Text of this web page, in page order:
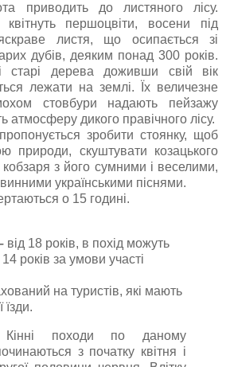
приводить до листяного лісу.
першоцвіти, восени під
листя, що осипається зі
дубів, деяким понад 300 років.
старі дерева доживши свій вік
лежати на землі. Їх величезне
стовбури надають пейзажу
атмосферу дикого правічного лісу.
зробити стоянку, щоб
природи, скуштувати козацького
з його сумними і веселими,
українськими піснями.
о 15 годині.
від 18 років, в похід можуть
14 років за умови участі
на туристів, які мають
їзди.
Кінні походи по даному
з початку квітня і